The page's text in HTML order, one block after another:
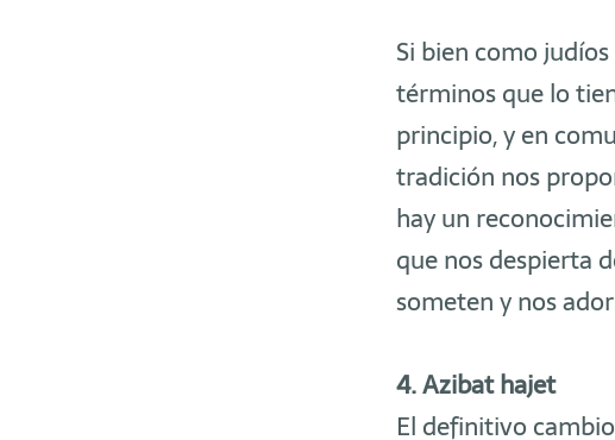
Si bien como
términos que lo
principio, y en
tradición nos
hay un
que nos despierta
someten y nos
4. Azibat hajet
El definitivo